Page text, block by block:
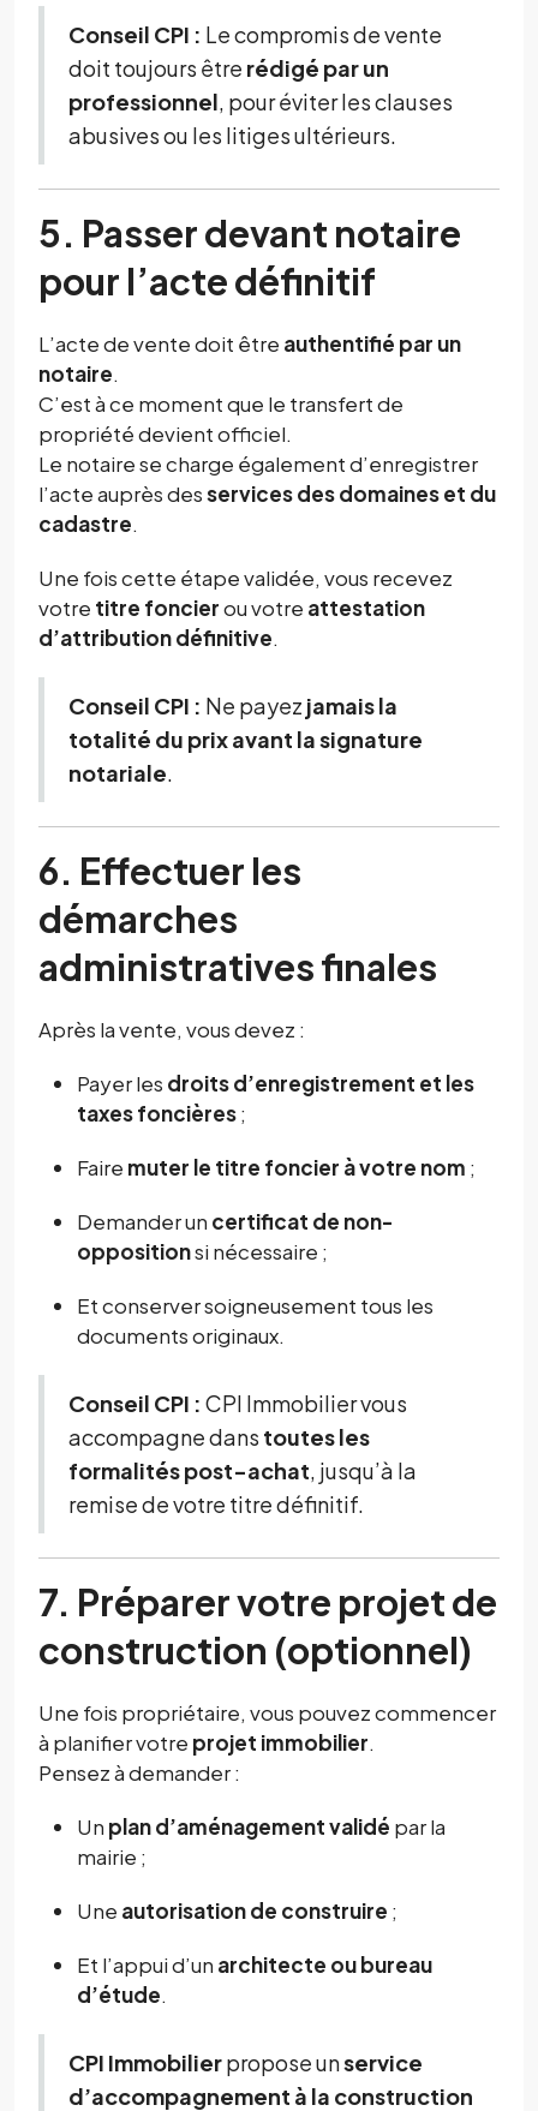
Conseil CPI : Le compromis de vente
doit toujours être rédigé par un
professionnel, pour éviter les clauses
abusives ou les litiges ultérieurs.
5. Passer devant notaire
pour l’acte définitif
L’acte de vente doit être authentifié par un
notaire.
C’est à ce moment que le transfert de
propriété devient officiel.
Le notaire se charge également d’enregistrer
l’acte auprès desservices des domaines et du
cadastre.
Une fois cette étape validée, vous recevez
votre titre foncierou votre attestation
d’attribution définitive.
Conseil CPI : Ne payez jamais la
totalité du prix avant la signature
notariale.
6. Effectuer les
démarches
administratives finales
Après la vente, vous devez :
Payer les droits d’enregistrement et les
taxes foncières;
Faire muter le titre foncier à votre nom ;
Demander un certificat de non-
oppositionsi nécessaire ;
Et conserver soigneusement tous les
documents originaux.
Conseil CPI : CPI Immobilier vous
accompagne dans toutes les
formalités post-achat, jusqu’à la
remise de votre titre définitif.
7. Préparer votre projet de
construction (optionnel)
Une fois propriétaire, vous pouvez commencer
à planifier votre projet immobilier.
Pensez à demander :
Un plan d’aménagement validé par la
mairie ;
Une autorisation de construire ;
Et l’appui d’un architecte ou bureau
d’étude.
CPI Immobilierpropose unservice
d’accompagnement à la construction